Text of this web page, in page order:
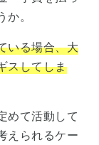
か。
いる場合、大
スしてしま
めて活動して
えられるケー